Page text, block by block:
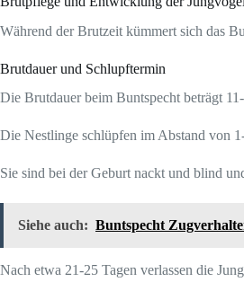
Während der Brutzeit kümmert sich das
Brutdauer und Schlupftermin
Die Brutdauer beim Buntspecht beträgt
Die Nestlinge schlüpfen im Abstand von
Sie sind bei der Geburt nackt und blind
Siehe auch: Buntspecht
Nach etwa 21-25 Tagen verlassen die